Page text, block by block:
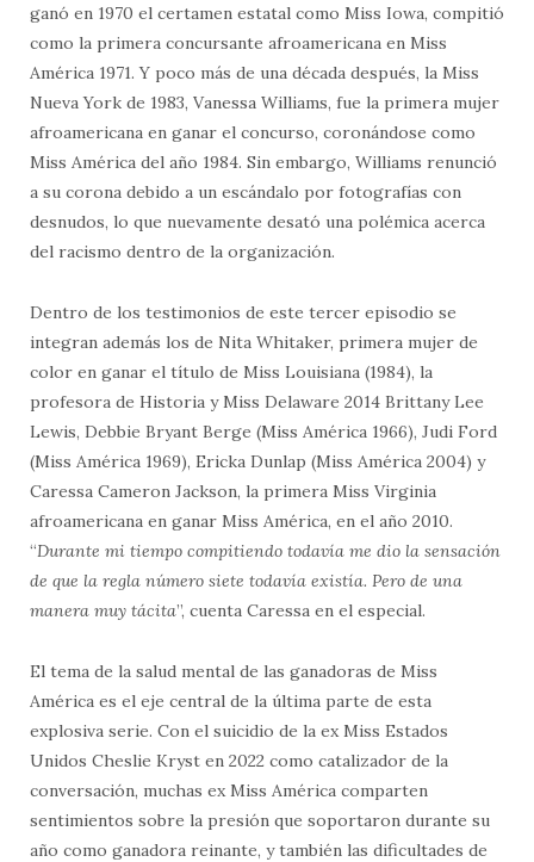
ganó en 1970 el certamen estatal como Miss Iowa, compitió
como la primera concursante afroamericana en Miss
América 1971. Y poco más de una década después, la Miss
Nueva York de 1983, Vanessa Williams, fue la primera mujer
afroamericana en ganar el concurso, coronándose como
Miss América del año 1984. Sin embargo, Williams renunció
a su corona debido a un escándalo por fotografías con
desnudos, lo que nuevamente desató una polémica acerca
del racismo dentro de la organización.
Dentro de los testimonios de este tercer episodio se
integran además los de Nita Whitaker, primera mujer de
color en ganar el título de Miss Louisiana (1984), la
profesora de Historia y Miss Delaware 2014 Brittany Lee
Lewis, Debbie Bryant Berge (Miss América 1966), Judi Ford
(Miss América 1969), Ericka Dunlap (Miss América 2004) y
Caressa Cameron Jackson, la primera Miss Virginia
afroamericana en ganar Miss América, en el año 2010.
“Durante mi tiempo compitiendo todavía me dio la sensación
de que la regla número siete todavía existía. Pero de una
manera muy tácita”, cuenta Caressa en el especial.
El tema de la salud mental de las ganadoras de Miss
América es el eje central de la última parte de esta
explosiva serie. Con el suicidio de la ex Miss Estados
Unidos Cheslie Kryst en 2022 como catalizador de la
conversación, muchas ex Miss América comparten
sentimientos sobre la presión que soportaron durante su
año como ganadora reinante, y también las dificultades de